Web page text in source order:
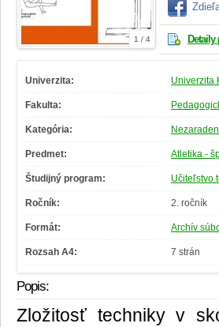
1 / 4 Detaily
Univerzita: Univerzita
Fakulta:
Kategória:
Predmet: Atletika -
Študijný program: Učiteľstvo
Ročník: 2. ročník
Formát: Archív
Rozsah A4: 7 strán
Popis:
Zložitosť techniky v